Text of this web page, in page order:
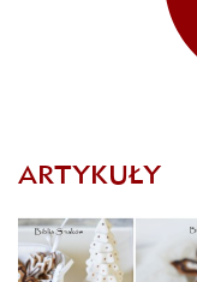
ARTYKUŁY